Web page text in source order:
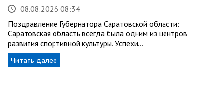
08.08.2026 08:34
Поздравление Губернатора Саратовской области:
Саратовская область всегда была одним из центров
развития спортивной культуры. Успехи…
Читать далее